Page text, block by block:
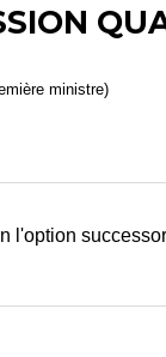
ministre)
l'option